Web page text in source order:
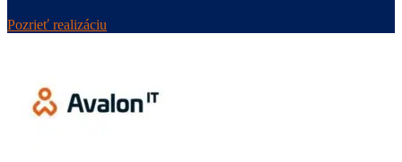
Pozrieť realizáciu